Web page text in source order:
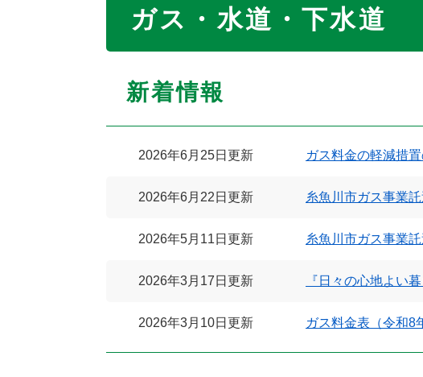
ガス・水道・下水道
新着情報
2026年6月25日更新 ガス料金の軽減措
2026年6月22日更新 糸魚川市ガス事業
2026年5月11日更新 糸魚川市ガス事業
2026年3月17日更新 『日々の心地よ
2026年3月10日更新 ガス料金表（令和8